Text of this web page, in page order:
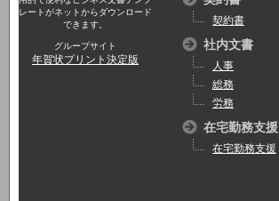
レートがネットからダウンロード
できます。
グループサイト
年賀状プリント決定版
契約書
社内文書
人事
総務
労務
在宅勤務支援
在宅勤務支援